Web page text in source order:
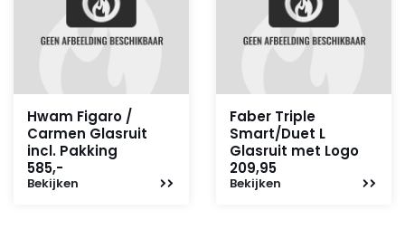
Hwam Figaro /
Carmen Glasruit
incl. Pakking
585,-
Bekijken
Faber Triple
Smart/Duet L
Glasruit met Logo
209,95
Bekijken